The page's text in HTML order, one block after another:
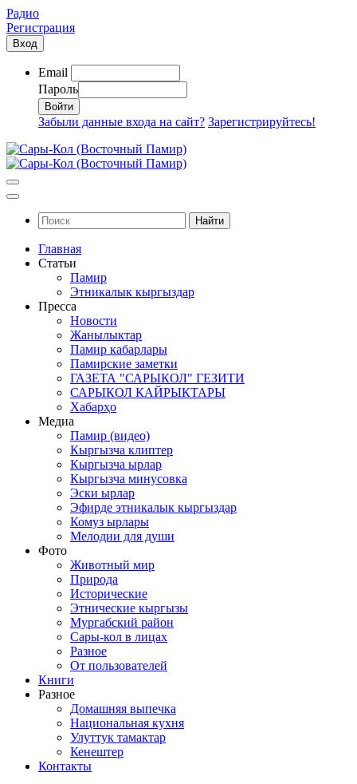
Радио
Регистрация
Вход
Email
Пароль
Забыли данные входа на сайт? Зарегистрируйтесь!
Найти
Главная
Статьи
Памир
Этникалык кыргыздар
Пресса
Новости
Жанылыктар
Памир кабарлары
Памирские заметки
ГАЗЕТА "САРЫКОЛ" ГЕЗИТИ
САРЫКОЛ КАЙРЫКТАРЫ
Хабарҳо
Медиа
Памир (видео)
Кыргызча клиптер
Кыргызча ырлар
Кыргызча минусовка
Эски ырлар
Эфирде этникалык кыргыздар
Комуз ырлары
Мелодии для души
Фото
Животный мир
Природа
Исторические
Этнические кыргызы
Мургабский район
Сары-кол в лицах
Разное
От пользователей
Книги
Разное
Домашняя выпечка
Национальная кухня
Улуттук тамактар
Кенештер
Контакты